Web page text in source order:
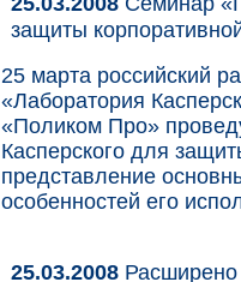
защиты
25 марта российский
«Лаборатория
«Поликом Про»
Касперского для
представление
особенностей его
25.03.2008 Расширено